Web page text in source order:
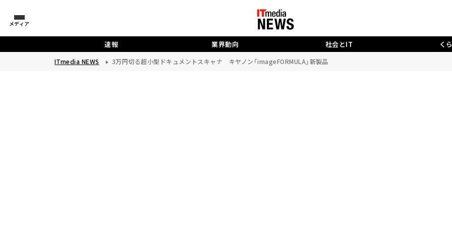
メディア
速報 業界動向 社会とIT く
ITmedia NEWS 3万円切る超小型ドキュメントスキャナ キヤノン「imageFORMULA」新製品